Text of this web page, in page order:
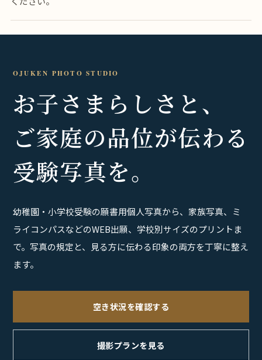
OJUKEN PHOTO STUDIO
お子さまらしさと、
ご家庭の品位が伝わる
受験写真を。
幼稚園・小学校受験の願書用個人写真から、家族写真、ミ
ライコンパスなどのWEB出願、学校別サイズのプリントま
で。写真の規定と、見る方に伝わる印象の両方を丁寧に整え
ます。
空き状況を確認する
撮影プランを見る